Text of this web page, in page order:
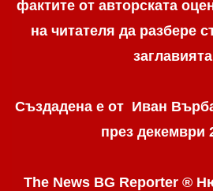
фактите от авторската
на читателя да разбере
Създадена е от Иван
през декември
The News BG Reporter ®